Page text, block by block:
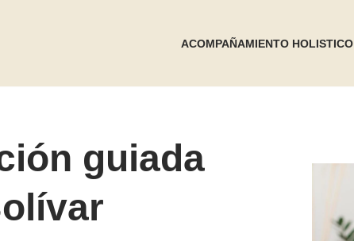
ACOMPAÑAMIENTO HOLISTICO
guiada